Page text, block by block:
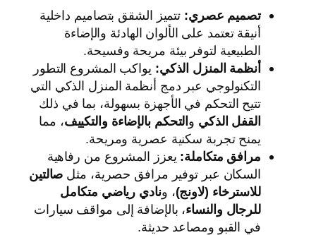
تصميم عصري: تتميز الشقق بتصاميم داخلية
أنيقة تعتمد على الألوان الهادئة والإضاءة
الطبيعية لتوفر بيئة مريحة وفسيحة.
أنظمة المنزل الذكي: يواكب المشروع التطور
التكنولوجي عبر دمج أنظمة المنزل الذكي التي
تتيح التحكم في الأجهزة بسهولة، بما في ذلك
القفل الذكي والتحكم بالإضاءة والتكييف، مما
يمنح تجربة سكنية عصرية ومريحة.
مرافق متكاملة: يعزز المشروع من رفاهية
السكان عبر توفير مرافق حصرية، مثل صالتين
للاسترخاء (لاونج)، ونادي رياضي متكامل
للرجال والنساء، بالإضافة إلى مواقف سيارات
في القبو ومصاعد حديثة.